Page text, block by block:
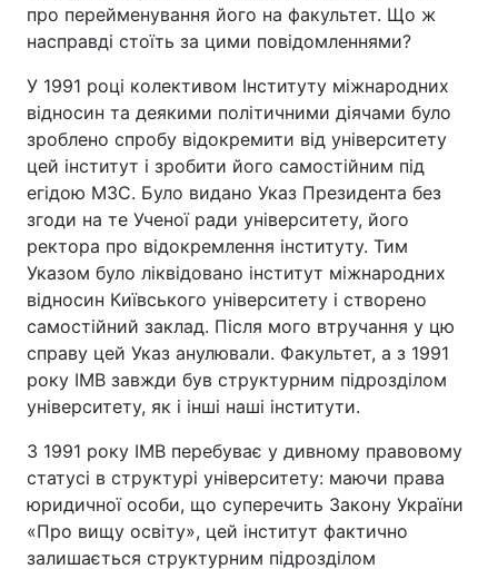
Головна Війна
Україна Політика
Економіка Світ
Спорт Наука
Техно і зв'язок Лайт
Зброя Інциденти
Здоров'я Туризм
Цікавинки Погода
Екологія Регіони
про перейменування його на факультет. Що ж
насправді стоїть за цими повідомленнями?
У 1991 році колективом Інституту міжнародних
відносин та деякими політичними діячами було
зроблено спробу відокремити від університету
цей інститут і зробити його самостійним під
егідою МЗС. Було видано Указ Президента без
згоди на те Ученої ради університету, його
ректора про відокремлення інституту. Тим
Указом було ліквідовано інститут міжнародних
відносин Київського університету і створено
самостійний заклад. Після мого втручання у цю
справу цей Указ анулювали. Факультет, а з 1991
року ІМВ завжди був структурним підрозділом
університету, як і інші наші інститути.
З 1991 року ІМВ перебуває у дивному правовому
статусі в структурі університету: маючи права
юридичної особи, що суперечить Закону України
«Про вищу освіту», цей інститут фактично
залишається структурним підрозділом